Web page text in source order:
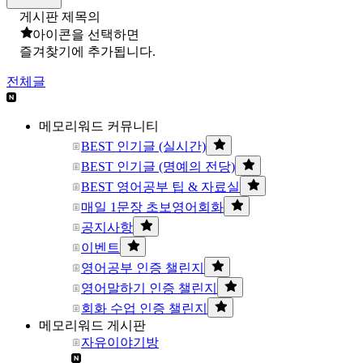
게시판 제목의
아이콘을 선택하면
즐겨찾기에 추가됩니다.
전체글
메모리워드 커뮤니티
BEST 인기글 (실시간)
BEST 인기글 (명예의 전당)
BEST 영어공부 팁 & 자료실
매일 1문장 초보영어회화
공지사항
이벤트
영어공부 인증 챌린지
영어말하기 인증 챌린지
회화 수업 인증 챌린지
메모리워드 게시판
자유이야기방